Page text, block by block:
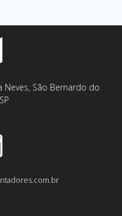
Neves, São Bernardo do